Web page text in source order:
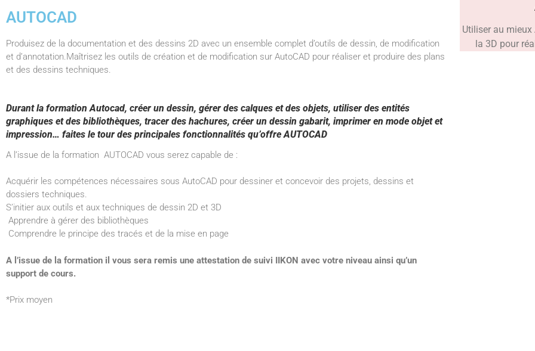
AUTOCAD
Produisez de la documentation et des dessins 2D avec un ensemble complet d’outils de dessin, de modification
et d’annotation.Maîtrisez les outils de création et de modification sur AutoCAD pour réaliser et produire des plans
et des dessins techniques.
Durant la formation Autocad, créer un dessin, gérer des calques et des objets, utiliser des entités
graphiques et des bibliothèques, tracer des hachures, créer un dessin gabarit, imprimer en mode objet et
impression… faites le tour des principales fonctionnalités qu’offre AUTOCAD
A l’issue de la formation AUTOCAD vous serez capable de :
Acquérir les compétences nécessaires sous AutoCAD pour dessiner et concevoir des projets, dessins et
dossiers techniques.
S’initier aux outils et aux techniques de dessin 2D et 3D
Apprendre à gérer des bibliothèques
Comprendre le principe des tracés et de la mise en page
A l’issue de la formation il vous sera remis une attestation de suivi IIKON avec votre niveau ainsi qu’un
support de cours.
*Prix moyen
Utiliser au mieux
la 3D pour